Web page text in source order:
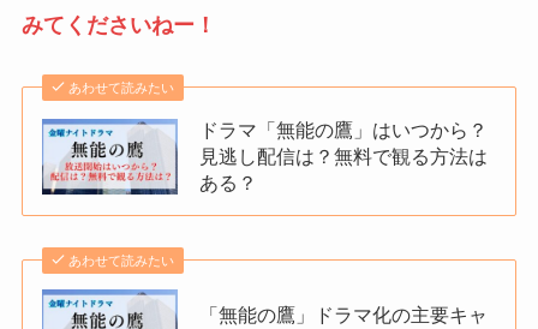
みてくださいねー！
あわせて読みたい
ドラマ「無能の鷹」はいつから？
見逃し配信は？無料で観る方法は
ある？
あわせて読みたい
「無能の鷹」ドラマ化の主要キャ